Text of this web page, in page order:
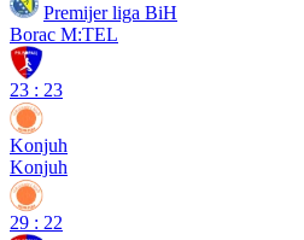
Premijer liga BiH
Borac M:TEL
23 : 23
Konjuh
Konjuh
29 : 22